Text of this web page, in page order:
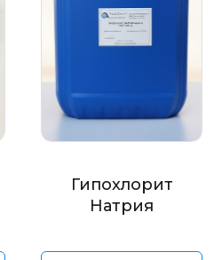
Гипохлорит
Натрия